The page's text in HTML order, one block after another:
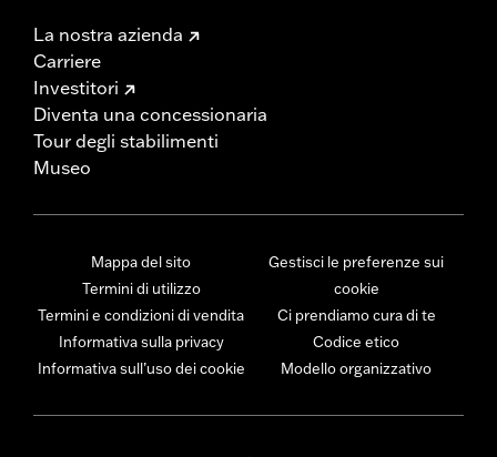
La nostra azienda
Carriere
Investitori
Diventa una concessionaria
Tour degli stabilimenti
Museo
Mappa del sito
Termini di utilizzo
Termini e condizioni di vendita
Informativa sulla privacy
Informativa sull’uso dei cookie
Gestisci le preferenze sui
cookie
Ci prendiamo cura di te
Codice etico
Modello organizzativo